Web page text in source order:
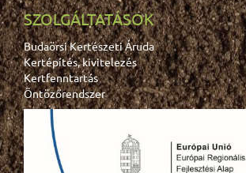
SZOLGÁLTATÁSOK
Budaörsi Kertészeti Áruda
Kertépítés, kivitelezés
Kertfenntartás
Öntözőrendszer